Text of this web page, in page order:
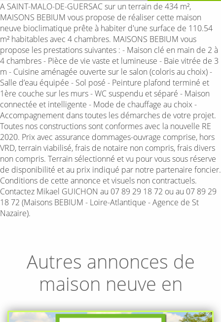
A SAINT-MALO-DE-GUERSAC sur un terrain de 434 m²,
MAISONS BEBIUM vous propose de réaliser cette maison
neuve bioclimatique prête à habiter d'une surface de 110.54
m² habitables avec 4 chambres. MAISONS BEBIUM vous
propose les prestations suivantes : - Maison clé en main de 2 à
4 chambres - Pièce de vie vaste et lumineuse - Baie vitrée de 3
m - Cuisine aménagée ouverte sur le salon (coloris au choix) -
Salle d’eau équipée - Sol posé - Peinture plafond terminé et
1ère couche sur les murs - WC suspendu et séparé - Maison
connectée et intelligente - Mode de chauffage au choix -
Accompagnement dans toutes les démarches de votre projet.
Toutes nos constructions sont conformes avec la nouvelle RE
2020. Prix avec assurance dommages-ouvrage comprise, hors
VRD, terrain viabilisé, frais de notaire non compris, frais divers
non compris. Terrain sélectionné et vu pour vous sous réserve
de disponibilité et au prix indiqué par notre partenaire foncier.
Conditions de cette annonce et visuels non contractuels.
Contactez Mikael GUICHON au 07 89 29 18 72 ou au 07 89 29
18 72 (Maisons BEBIUM - Loire-Atlantique - Agence de St
Nazaire).
Autres annonces de
maison neuve en